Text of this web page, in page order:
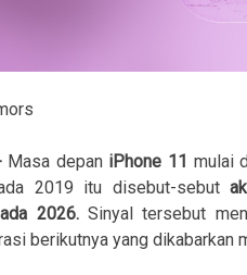
Masa depan iPhone 11 mulai
2019 itu disebut-sebut
2026.Sinyal tersebut
berikutnya yang dikabarkan